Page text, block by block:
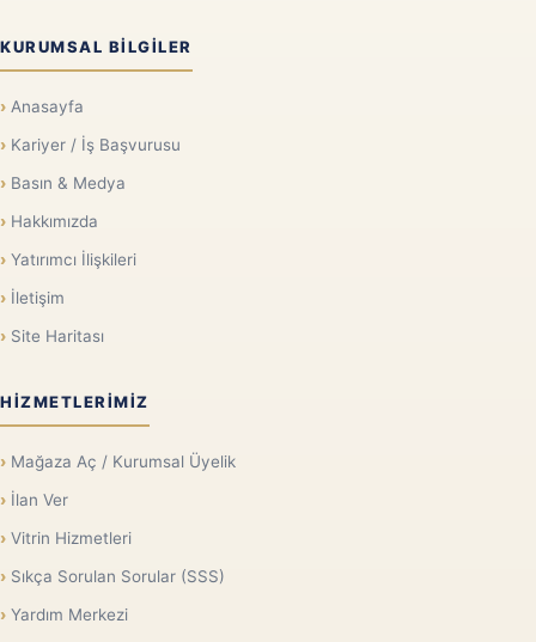
KURUMSAL BILGILER
Anasayfa
Kariyer / İş Başvurusu
Basın & Medya
Hakkımızda
Yatırımcı İlişkileri
İletişim
Site Haritası
HIZMETLERIMIZ
Mağaza Aç / Kurumsal Üyelik
İlan Ver
Vitrin Hizmetleri
Sıkça Sorulan Sorular (SSS)
Yardım Merkezi